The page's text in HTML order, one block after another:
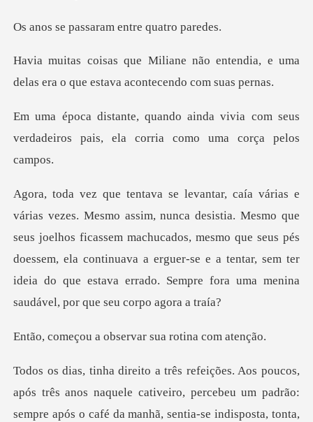
ssaram entre
o entendia, e uma
delas era o que
vivia com seus
verdadeiros pais, ela
que
seus joelhos ficassem machucados, mesmo que seus pés
doessem, ela continuava a erguer-se e a tenta
observar sua ro
, sentia-se indisposta, tonta,